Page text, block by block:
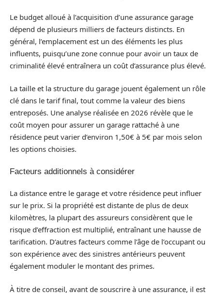
Le budget alloué à l’acquisition d’une assurance garage
dépend de plusieurs milliers de facteurs distincts. En
général, l’emplacement est un des éléments les plus
influents, puisqu’une zone connue pour avoir un taux de
criminalité élevé entraînera un coût d’assurance plus élevé.
La taille et la structure du garage jouent également un rôle
clé dans le tarif final, tout comme la valeur des biens
entreposés. Une analyse réalisée en 2026 révèle que le
coût moyen pour assurer un garage rattaché à une
résidence peut varier d’environ 1,50€ à 5€ par mois selon
les options choisies.
Facteurs additionnels à considérer
La distance entre le garage et votre résidence peut influer
sur le prix. Si la propriété est distante de plus de deux
kilomètres, la plupart des assureurs considèrent que le
risque d’effraction est multiplié, entraînant une hausse de
tarification. D’autres facteurs comme l’âge de l’occupant ou
son expérience avec des sinistres antérieurs peuvent
également moduler le montant des primes.
À titre de conseil, avant de souscrire à une assurance, il est